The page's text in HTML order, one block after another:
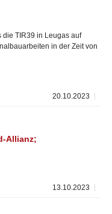
die TIR39 in Leugas auf
in der Zeit von
20.10.2023
Allianz;
13.10.2023